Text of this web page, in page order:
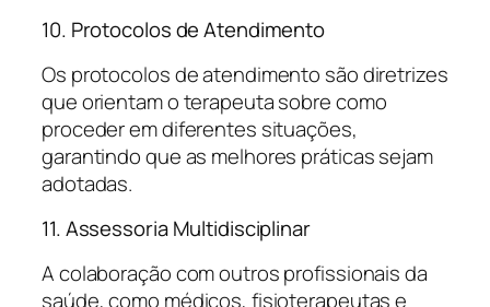
10. Protocolos de Atendimento
Os protocolos de atendimento são diretrizes
que orientam o terapeuta sobre como
proceder em diferentes situações,
garantindo que as melhores práticas sejam
adotadas.
11. Assessoria Multidisciplinar
A colaboração com outros profissionais da
saúde, como médicos, fisioterapeutas e